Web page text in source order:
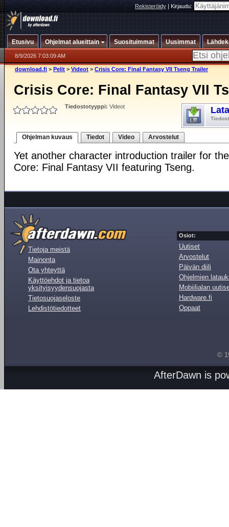
Rekisteröidy|Kirjaudu:
Etusivu Ohjelmat alueittain Suosituimmat Uusimmat
8/9/2026 7:03:09 AM
download.fi > Pelit > Videot > Crisis Core: Final Fantasy VII Tseng Trailer
Crisis Core: Final Fantasy VII
Tiedostotyyppi: Videot
Ohjelman kuvaus Tiedot Video Arvostelut
Yet another character introduction trailer for
Core: Final Fantasy VII featuring Tseng.
Tietoja meistä
Mainonta
Ota yhteyttä
Käyttöehdot ja tietoa
yksityisyydensuojasta
Tietosuojaseloste
Lehdistötiedotteet
Osiot:
Uutiset
Arvostelut
Päivän diili
Ohjelmien
Mobiilialan
Hardware.fi
Oppaat
©
AfterDawn is